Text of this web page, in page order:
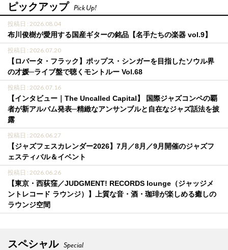
ピックアップ Pick Up!
投稿日 : 2026.08.04
布川俊樹が愛用する国産ギターの銘品【名手たちの楽器 vol.9】
投稿日 : 2026.07.20
【ロバータ・フラック】ポップス・シンガーを目指したソウル界
の才媛─ライブ盤で聴くモントルー Vol.68
投稿日 : 2026.07.16
【インタビュー｜The Uncalled Capital】 国際ジャズコンペの覇
者が新アルバム発表─精緻なアンサンブルと自在なジャズ話法を披
露
投稿日 : 2026.06.27
【ジャズフェスカレンダー2026】7月／8月／9月開催のジャズフ
ェスティバル＆イベント
投稿日 : 2026.06.26
【東京・西荻窪／JUDGMENT! RECORDS lounge（ジャッジメ
ントレコード ラウンジ）】上質な音・酒・珈琲が楽しめる癒しの
ラウンジ空間
スペシャル Special